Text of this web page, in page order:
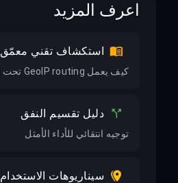
اعرف المزيد
استكشاف تقني معمّق
كيف يعمل GeoIP routing تحت الغطاء
دليل تقسيم النفق
توجيه انتقائي للأداء الأمثل
سيناريوهات الاستخدام